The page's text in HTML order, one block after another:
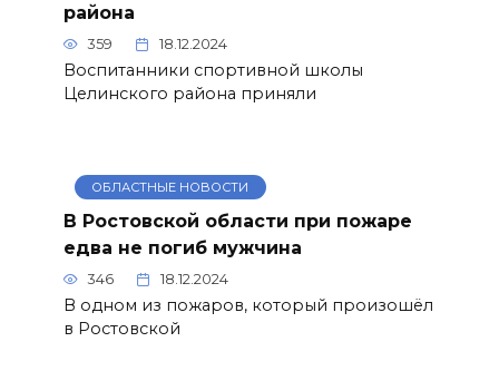
района
359 18.12.2024
Воспитанники спортивной школы
Целинского района приняли
ОБЛАСТНЫЕ НОВОСТИ
В Ростовской области при пожаре
едва не погиб мужчина
346 18.12.2024
В одном из пожаров, который произошёл
в Ростовской